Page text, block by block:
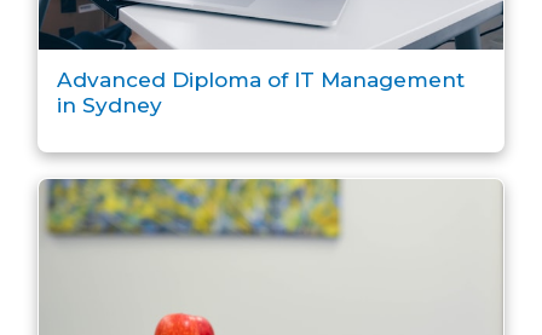
Advanced Diploma of IT Management
in Sydney